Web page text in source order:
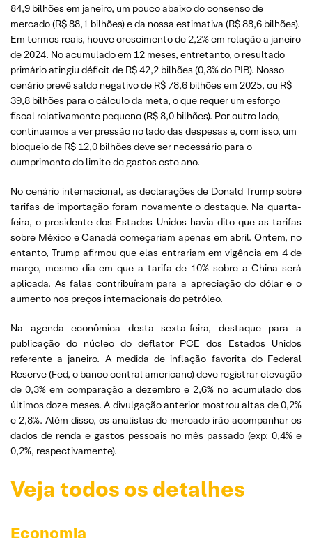
84,9 bilhões em janeiro, um pouco abaixo do consenso de
mercado (R$ 88,1 bilhões) e da nossa estimativa (R$ 88,6 bilhões).
Em termos reais, houve crescimento de 2,2% em relação a janeiro
de 2024. No acumulado em 12 meses, entretanto, o resultado
primário atingiu déficit de R$ 42,2 bilhões (0,3% do PIB). Nosso
cenário prevê saldo negativo de R$ 78,6 bilhões em 2025, ou R$
39,8 bilhões para o cálculo da meta, o que requer um esforço
fiscal relativamente pequeno (R$ 8,0 bilhões). Por outro lado,
continuamos a ver pressão no lado das despesas e, com isso, um
bloqueio de R$ 12,0 bilhões deve ser necessário para o
cumprimento do limite de gastos este ano.
No cenário internacional, as declarações de Donald Trump sobre
tarifas de importação foram novamente o destaque. Na quarta-
feira, o presidente dos Estados Unidos havia dito que as tarifas
sobre México e Canadá começariam apenas em abril. Ontem, no
entanto, Trump afirmou que elas entrariam em vigência em 4 de
março, mesmo dia em que a tarifa de 10% sobre a China será
aplicada. As falas contribuíram para a apreciação do dólar e o
aumento nos preços internacionais do petróleo.
Na agenda econômica desta sexta-feira, destaque para a
publicação do núcleo do deflator PCE dos Estados Unidos
referente a janeiro. A medida de inflação favorita do Federal
Reserve (Fed, o banco central americano) deve registrar elevação
de 0,3% em comparação a dezembro e 2,6% no acumulado dos
últimos doze meses. A divulgação anterior mostrou altas de 0,2%
e 2,8%. Além disso, os analistas de mercado irão acompanhar os
dados de renda e gastos pessoais no mês passado (exp: 0,4% e
0,2%, respectivamente).
Veja todos os detalhes
Economia